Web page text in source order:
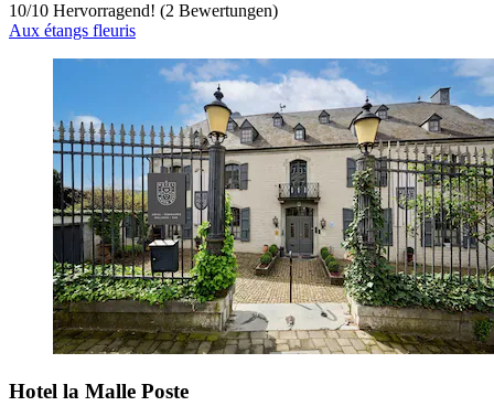
10/10 Hervorragend! (2 Bewertungen)
Aux étangs fleuris
Hotel la Malle Poste